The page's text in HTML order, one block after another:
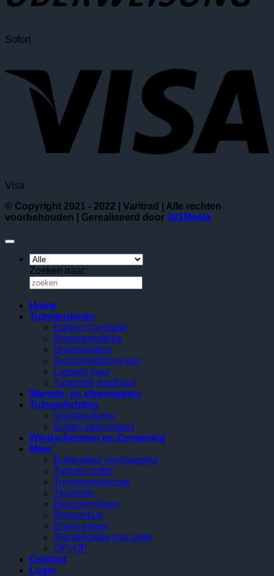
Sofort
Visa
© Copyright 2021 - 2022 | Varitrad | Alle rechten
voorbehouden | Gerealiseerd door 321Media
Zoeken naar:
Home
Tuinmeubelen
Balkon hangtafel
Bloementafeltje
Boombanken
Schommelbank tuin
Ligstoel hout
Tuinbank hardhout
Warmte- en sfeermakers
Tuinverlichting
Voordeurlamp
Buiten stopcontact
Windschermen en Zonwering
Meer
Buitendeur overkapping
Tuindecoratie
Tuingereedschap
Techniek
Beschermhoes
Brievenbus
Eland gewei
Sleutelkastje met code
OP=OP
Contact
Login